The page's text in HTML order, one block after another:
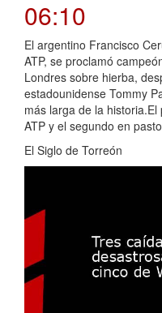
06:10
El argentino Francisco
ATP, se proclamó
Londres sobre hierba,
estadounidense Tommy
más larga de la
ATP y el segundo en
El Siglo de Torreón